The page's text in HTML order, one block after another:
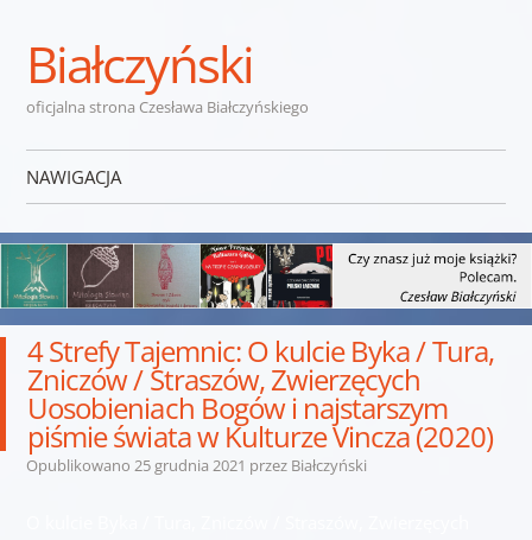
Białczyński
oficjalna strona Czesława Białczyńskiego
NAWIGACJA
4 Strefy Tajemnic: O kulcie Byka / Tura,
Zniczów / Straszów, Zwierzęcych
Uosobieniach Bogów i najstarszym
piśmie świata w Kulturze Vincza (2020)
Opublikowano 25 grudnia 2021 przez Białczyński